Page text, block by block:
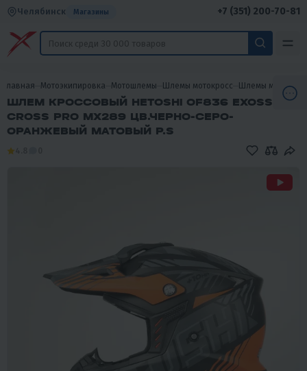
Челябинск Магазины +7 (351) 200-70-81
Главная Мотоэкипировка Мотошлемы Шлемы мотокросс Шлемы
ШЛЕМ КРОССОВЫЙ HETOSHI OF836 EXOSS
CROSS PRO MX289 ЦВ.ЧЕРНО-СЕРО-
ОРАНЖЕВЫЙ МАТОВЫЙ Р.S